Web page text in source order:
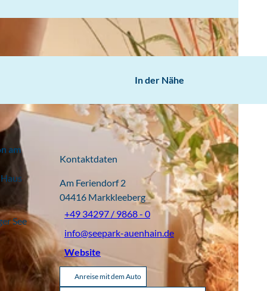
In der Nähe
am
See
Kontaktdaten
Am Feriendorf 2
04416 Markkleeberg
+49 34297 / 9868 - 0
info@seepark-auenhain.de
Website
Anreise mit dem Auto